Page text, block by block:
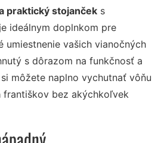
praktický stojanček s
ideálnym doplnkom pre
umiestnenie vašich vianočných
s dôrazom na funkčnosť a
môžete naplno vychutnať vôňu
františkov bez akýchkoľvek